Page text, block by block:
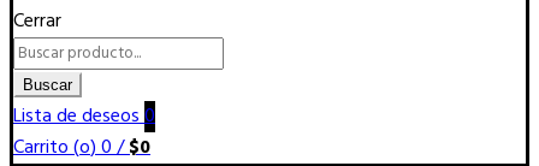
Cerrar
Buscar
por:
Buscar
Lista de deseos0
Carrito (o)0/$0